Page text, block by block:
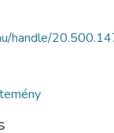
handle/